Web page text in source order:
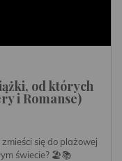
od których
i Romanse)
się do plażowej
świecie? 🏖️📚